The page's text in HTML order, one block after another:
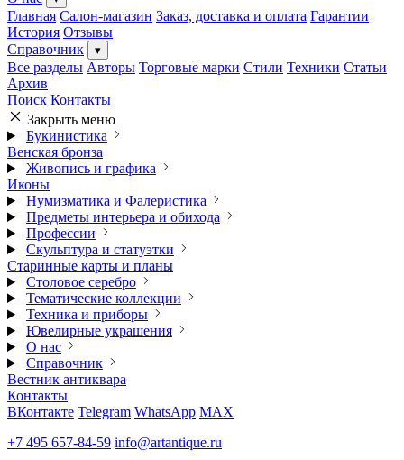
Главная Салон-магазин Заказ, доставка и оплата Гарантии
История Отзывы
Справочник
▾
Все разделы Авторы Торговые марки Стили Техники Статьи
Архив
Поиск Контакты
Закрыть меню
Букинистика
Венская бронза
Живопись и графика
Иконы
Нумизматика и Фалеристика
Предметы интерьера и обихода
Профессии
Скульптура и статуэтки
Старинные карты и планы
Столовое серебро
Тематические коллекции
Техника и приборы
Ювелирные украшения
О нас
Справочник
Вестник антиквара
Контакты
ВКонтакте Telegram WhatsApp MAX
+7 495 657-84-59 info@artantique.ru